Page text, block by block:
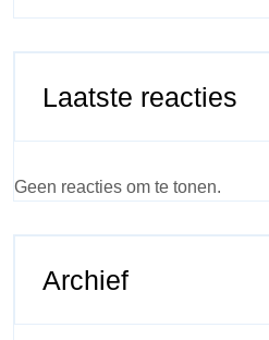
Laatste reacties
Geen reacties om te tonen.
Archief